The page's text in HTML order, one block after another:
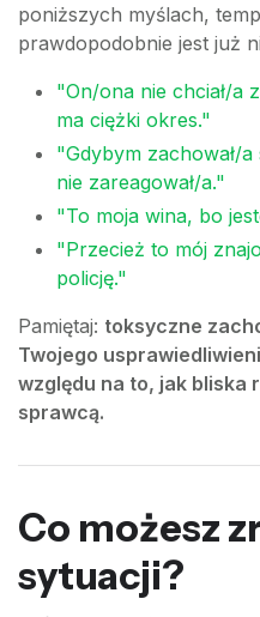
poniższych myślach,
prawdopodobnie jest już
"On/ona nie chciał/a
ma ciężki okres."
"Gdybym zachował/
nie zareagował/a."
"To moja wina, bo
"Przecież to mój
policję."
Pamiętaj: toksyczne
Twojego
względu na to, jak bliska
sprawcą.
Co możesz
sytuacji?